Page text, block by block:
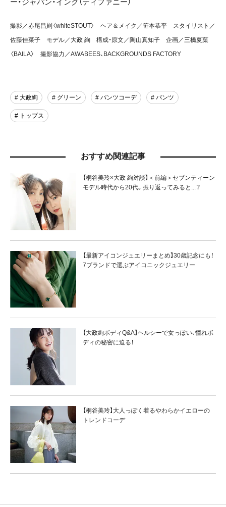
ー・ジャパン・インク（ティファニー）
撮影／赤尾昌則〈whiteSTOUT〉 ヘア＆メイク／笹本恭平 スタイリスト／
佐藤佳菜子 モデル／大政 絢 構成・原文／陶山真知子 企画／三橋夏葉
〈BAILA〉 撮影協力／AWABEES、BACKGROUNDS FACTORY
# 大政絢 # グリーン # パンツコーデ # パンツ
# トップス
おすすめ関連記事
【桐谷美玲×大政 絢対談】＜前編＞セブンティーン
モデル時代から20代。振り返ってみると...？
【最新アイコンジュエリーまとめ】30歳記念にも！
7ブランドで選ぶアイコニックジュエリー
【大政絢ボディQ&A】ヘルシーで女っぽい、憧れボ
ディの秘密に迫る！
【桐谷美玲】大人っぽく着るやわらかイエローの
トレンドコーデ